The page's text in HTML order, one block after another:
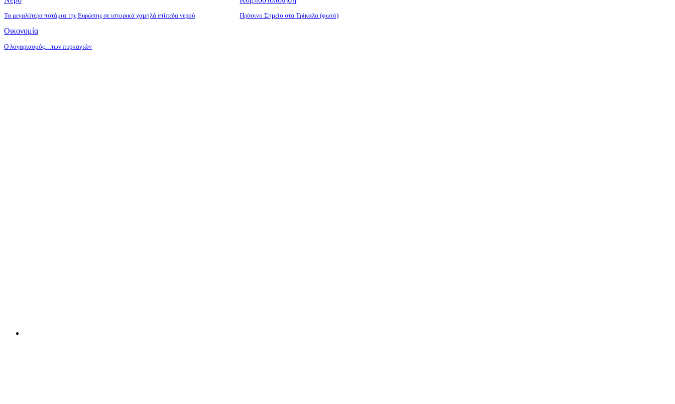
Τα μεγαλύτερα ποτάμια της Ευρώπης σε ιστορικά χαμηλά επίπεδα νερού Πράσινο Σημείο στα Τρίκαλα (φωτό)
Οικονομία
O λογαριασμός…των πυρκαγιών